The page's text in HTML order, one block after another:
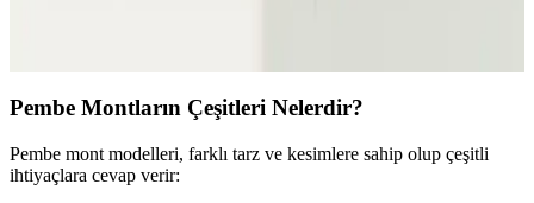
Pembe Montların Çeşitleri Nelerdir?
Pembe mont modelleri, farklı tarz ve kesimlere sahip olup çeşitli
ihtiyaçlara cevap verir: